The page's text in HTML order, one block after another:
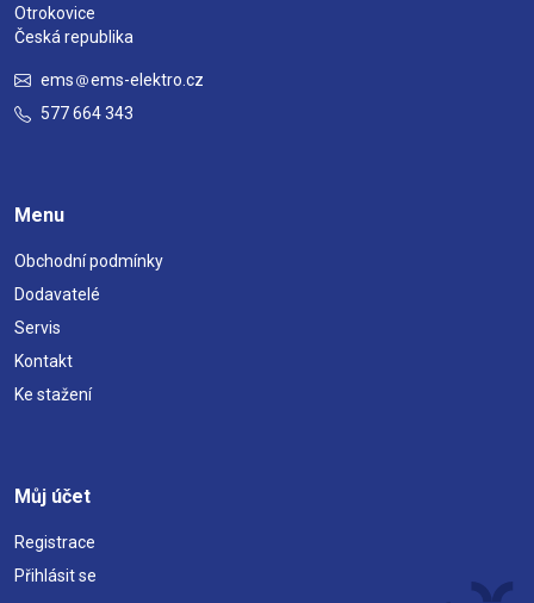
Otrokovice
Česká republika
ems
ems-elektro.cz
577 664 343
Menu
Obchodní podmínky
Dodavatelé
Servis
Kontakt
Ke stažení
Můj účet
Registrace
Přihlásit se